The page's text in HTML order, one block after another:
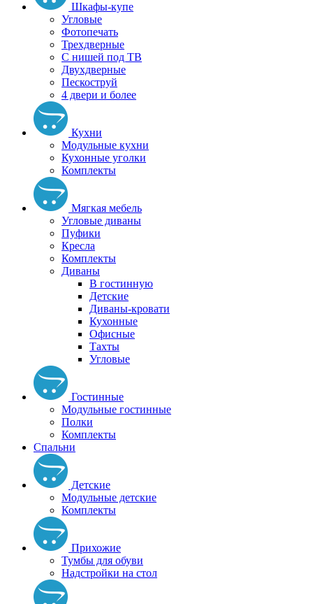
Шкафы-купе
Угловые
Фотопечать
Трехдверные
С нишей под ТВ
Двухдверные
Пескоструй
4 двери и более
Кухни
Модульные кухни
Кухонные уголки
Комплекты
Мягкая мебель
Угловые диваны
Пуфики
Кресла
Комплекты
Диваны
В гостинную
Детские
Диваны-кровати
Кухонные
Офисные
Тахты
Угловые
Гостинные
Модульные гостинные
Полки
Комплекты
Спальни
Детские
Модульные детские
Комплекты
Прихожие
Тумбы для обуви
Надстройки на стол